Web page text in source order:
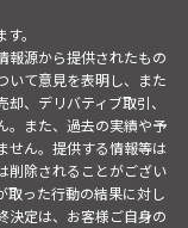
。
報源から提供されたもの
いて意見を表明し、また
、デリバティブ取引、
。また、過去の実績や予
せん。提供する情報等は
削除されることがござい
取った行動の結果に対し
決定は、お客様ご自身の